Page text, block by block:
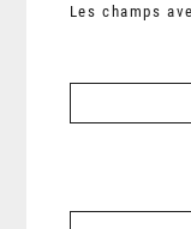
Les champs